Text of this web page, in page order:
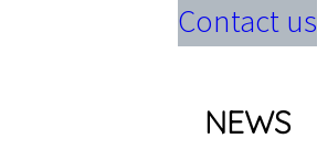
Contact us
NEWS